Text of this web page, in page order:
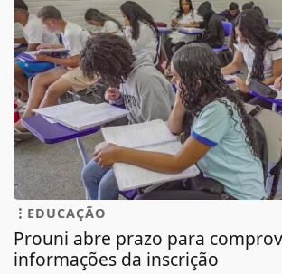
EDUCAÇÃO
Prouni abre prazo para
informações da inscrição